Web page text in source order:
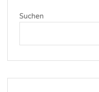
Suchen